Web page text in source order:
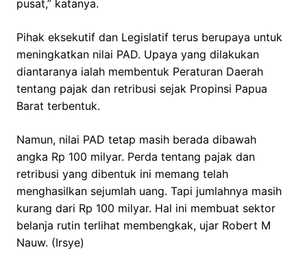
pusat,” katanya.
Pihak eksekutif dan Legislatif terus berupaya untuk
meningkatkan nilai PAD. Upaya yang dilakukan
diantaranya ialah membentuk Peraturan Daerah
tentang pajak dan retribusi sejak Propinsi Papua
Barat terbentuk.
Namun, nilai PAD tetap masih berada dibawah
angka Rp 100 milyar. Perda tentang pajak dan
retribusi yang dibentuk ini memang telah
menghasilkan sejumlah uang. Tapi jumlahnya masih
kurang dari Rp 100 milyar. Hal ini membuat sektor
belanja rutin terlihat membengkak, ujar Robert M
Nauw. (Irsye)